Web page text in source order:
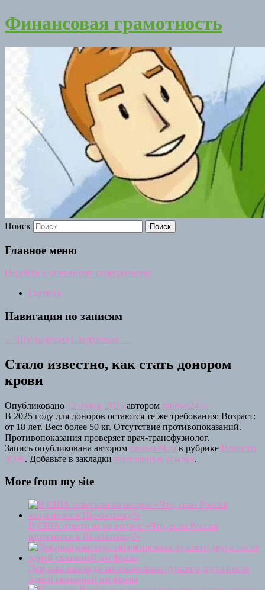
Финансовая грамотность
Поиск
Главное меню
Перейти к основному содержимому
Главная
Навигация по записям
← Предыдущая Следующая →
Стало известно, как стать донором
крови
Опубликовано 12 июня, 2025 автором runews24.ru
В 2025 году для доноров остаются те же требования: Возраст:
от 18 лет. Вес: более 50 кг. Отсутствие противопоказаний.
Противопоказания проверяет врач-трансфузиолог.
Запись опубликована автором runews24.ru в рубрике Новости
ЗОЖ. Добавьте в закладки постоянную ссылку.
More from my site
В США ответили на вопрос «Что, если Россия
вторгнется в Прибалтику?»
Девушка навсегда заблокировала лучшего друга после
одной сказанной им фразы